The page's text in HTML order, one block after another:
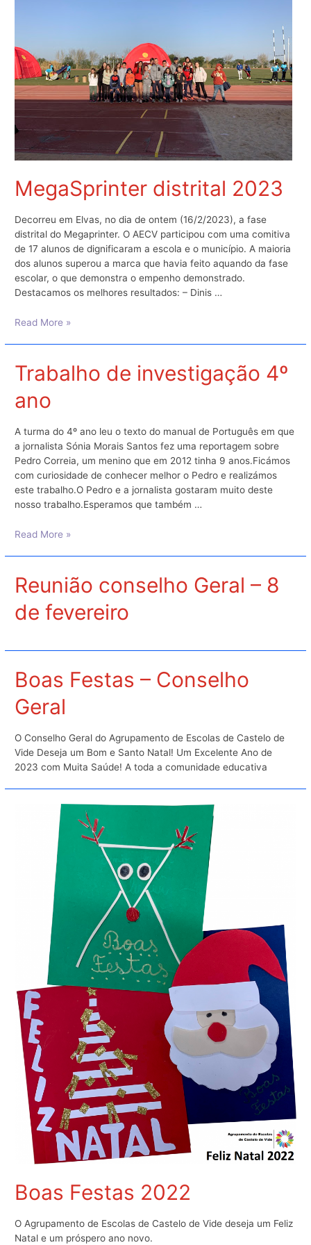
MegaSprinter distrital 2023
Decorreu em Elvas, no dia de ontem (16/2/2023), a fase
distrital do Megaprinter. O AECV participou com uma comitiva
de 17 alunos de dignificaram a escola e o município. A maioria
dos alunos superou a marca que havia feito aquando da fase
escolar, o que demonstra o empenho demonstrado.
Destacamos os melhores resultados: – Dinis …
MegaSprinter
Read More »
Trabalho de investigação 4º
ano
A turma do 4º ano leu o texto do manual de Português em que
a jornalista Sónia Morais Santos fez uma reportagem sobre
Pedro Correia, um menino que em 2012 tinha 9 anos.Ficámos
com curiosidade de conhecer melhor o Pedro e realizámos
este trabalho.O Pedro e a jornalista gostaram muito deste
nosso trabalho.Esperamos que também …
Trabalho
4º
ano
Read More »
Reunião conselho Geral – 8
de fevereiro
Boas Festas – Conselho
Geral
O Conselho Geral do Agrupamento de Escolas de Castelo de
Vide Deseja um Bom e Santo Natal! Um Excelente Ano de
2023 com Muita Saúde! A toda a comunidade educativa
Boas Festas 2022
O Agrupamento de Escolas de Castelo de Vide deseja um Feliz
Natal e um próspero ano novo.